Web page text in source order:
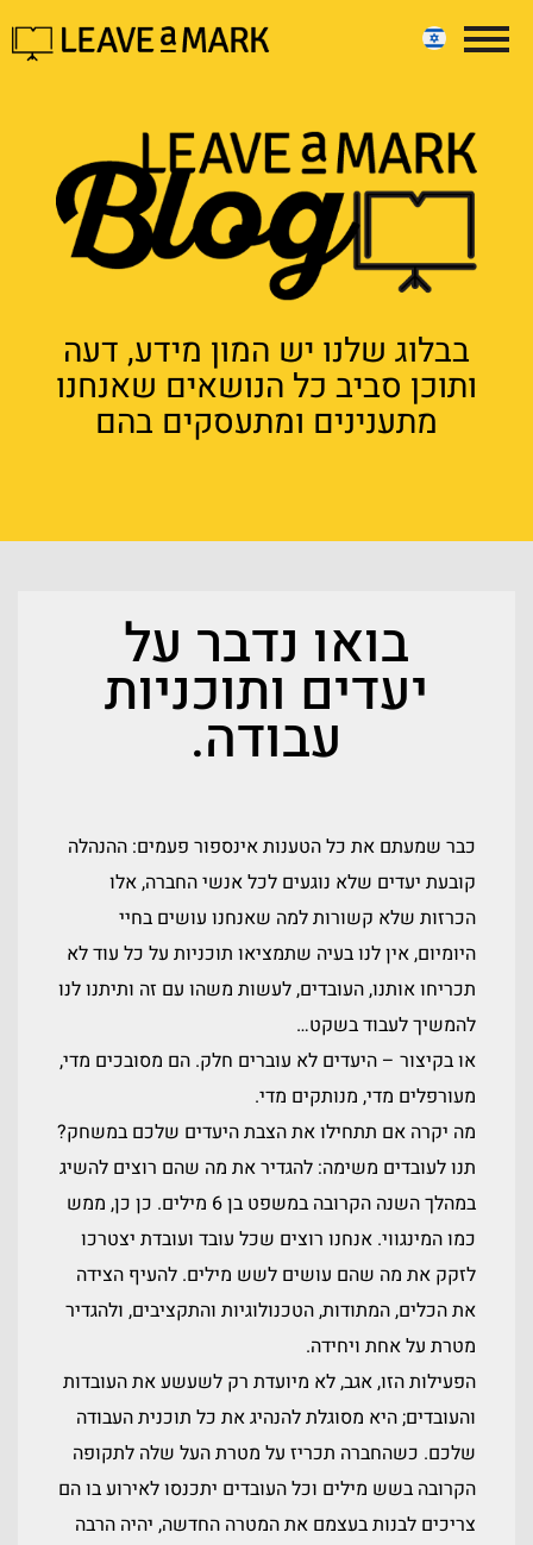
בבלוג שלנו יש המון מידע, דעה
ותוכן סביב כל הנושאים שאנחנו
מתענינים ומתעסקים בהם
בואו נדבר על
יעדים ותוכניות
עבודה.
כבר שמעתם את כל הטענות אינספור פעמים: ההנהלה
קובעת יעדים שלא נוגעים לכל אנשי החברה, אלו
הכרזות שלא קשורות למה שאנחנו עושים בחיי
היומיום, אין לנו בעיה שתמציאו תוכניות על כל עוד לא
תכריחו אותנו, העובדים, לעשות משהו עם זה ותיתנו לנו
להמשיך לעבוד בשקט…
או בקיצור – היעדים לא עוברים חלק. הם מסובכים מדי,
מעורפלים מדי, מנותקים מדי.
מה יקרה אם תתחילו את הצבת היעדים שלכם במשחק?
תנו לעובדים משימה: להגדיר את מה שהם רוצים להשיג
במהלך השנה הקרובה במשפט בן 6 מילים. כן כן, ממש
כמו המינגווי. אנחנו רוצים שכל עובד ועובדת יצטרכו
לזקק את מה שהם עושים לשש מילים. להעיף הצידה
את הכלים, המתודות, הטכנולוגיות והתקציבים, ולהגדיר
מטרת על אחת ויחידה.
הפעילות הזו, אגב, לא מיועדת רק לשעשע את העובדות
והעובדים; היא מסוגלת להנהיג את כל תוכנית העבודה
שלכם. כשהחברה תכריז על מטרת העל שלה לתקופה
הקרובה בשש מילים וכל העובדים יתכנסו לאירוע בו הם
צריכים לבנות בעצמם את המטרה החדשה, יהיה הרבה